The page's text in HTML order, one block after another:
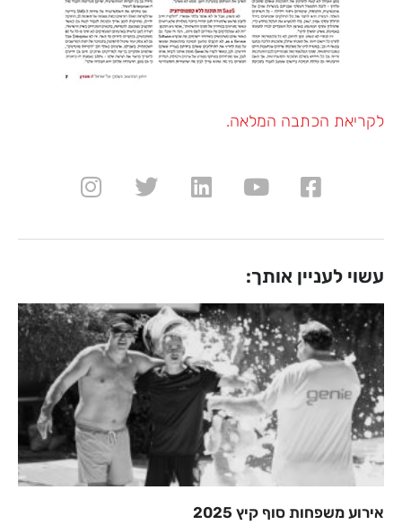
לקריאת הכתבה המלאה.
עשוי לעניין אותך:
אירוע משפחות סוף קיץ 2025